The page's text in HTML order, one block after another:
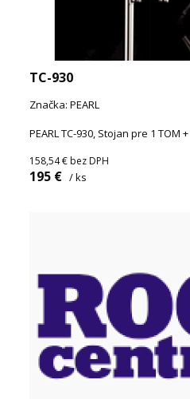
TC-930
Značka: PEARL
PEARL TC-930, Stojan pre 1 TOM
158,54 € bez DPH
195 € / ks